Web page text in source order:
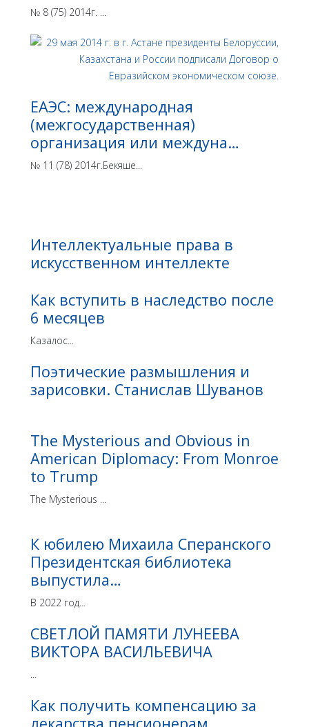
№ 8 (75) 2014г. ...
ЕАЭС: международная
(межгосударственная)
организация или междуна…
№ 11 (78) 2014г.Бекяше...
Интеллектуальные права в
искусственном интеллекте
Как вступить в наследство после
6 месяцев
Казалос...
Поэтические размышления и
зарисовки. Станислав Шуванов
The Mysterious and Obvious in
American Diplomacy: From Monroe
to Trump
The Mysterious ...
К юбилею Михаила Сперанского
Президентская библиотека
выпустила…
В 2022 год...
СВЕТЛОЙ ПАМЯТИ ЛУНЕЕВА
ВИКТОРА ВАСИЛЬЕВИЧА
...
Как получить компенсацию за